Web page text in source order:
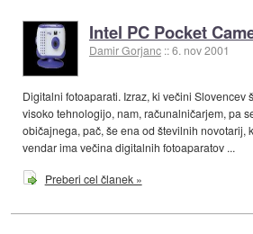
Intel PC Pocket
Damir Gorjanc ::6. nov 2001
Digitalni fotoaparati. Izraz, ki večini Slovencev
visoko tehnologijo, nam, računalničarjem, pa
običajnega, pač, še ena od številnih novotarij,
vendar ima večina digitalnih fotoaparatov ...
Preberi cel članek »